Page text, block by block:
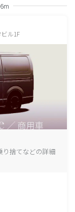
ル1F
り捨てなどの詳細